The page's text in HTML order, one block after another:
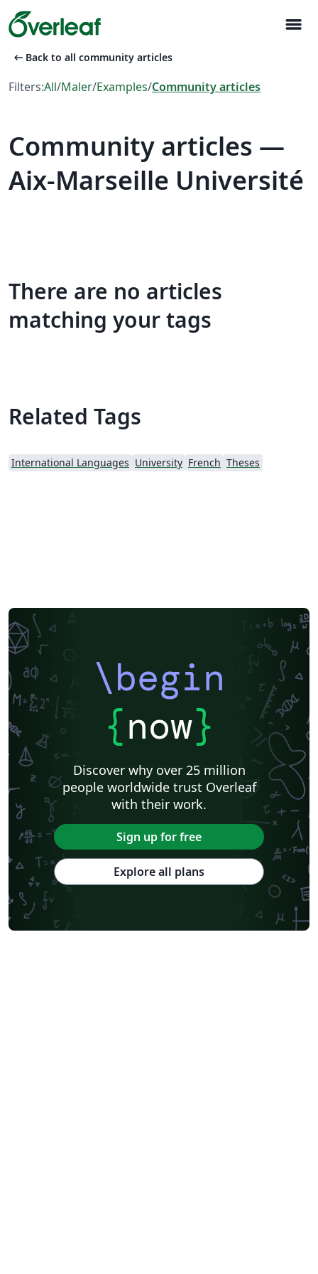
menu
arrow_left_alt Back to all community articles
Filters:All/Maler/Examples/Community articles
Community articles —
Aix-Marseille Université
There are no articles
matching your tags
Related Tags
International Languages University French Theses
\begin
{now}
Discover why over 25 million
people worldwide trust Overleaf
with their work.
Sign up for free
Explore all plans